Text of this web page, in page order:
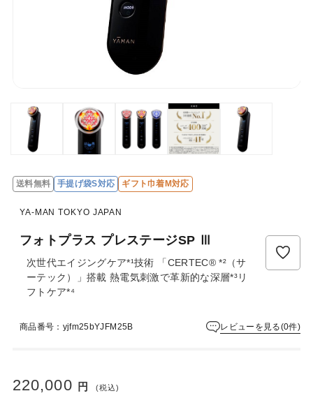
送料無料 手提げ袋S対応 ギフト巾着M対応
YA-MAN TOKYO JAPAN
フォトプラス プレステージSP Ⅲ
次世代エイジングケア*¹技術 「CERTEC® *²（サ
ーテック）」搭載 熱電気刺激で革新的な深層*³リ
フトケア*⁴
商品番号：yjfm25bYJFM25B レビューを見る(0件)
220,000 円 (税込)